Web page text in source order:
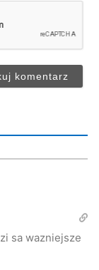
sa wazniejsze